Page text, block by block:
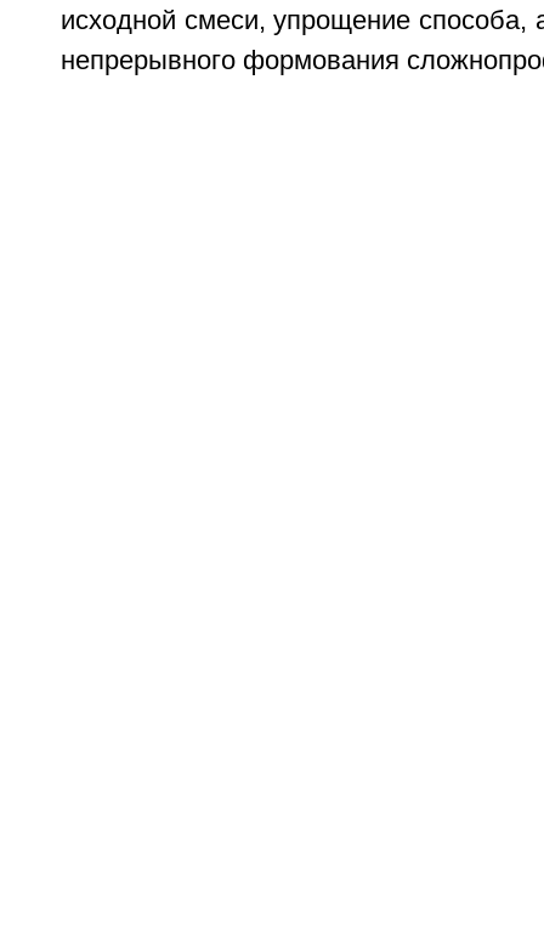
исходной смеси, упрощение способа,
непрерывного формования